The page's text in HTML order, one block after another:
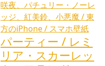
パーティー / レミ
リア・スカーレッ